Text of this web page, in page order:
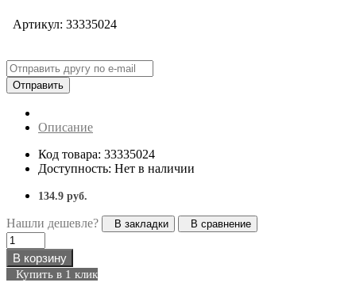
Артикул: 33335024
Отправить
Описание
Код товара: 33335024
Доступность: Нет в наличии
134.9 руб.
Нашли дешевле? В закладки В сравнение
В корзину
Купить в 1 клик